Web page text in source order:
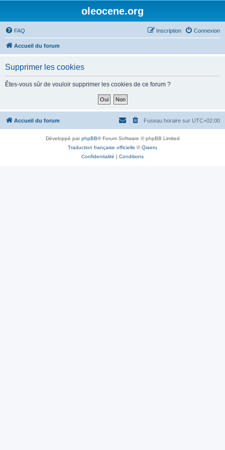
oleocene.org
FAQ Connexion
Inscription
Accueil du forum
Supprimer les cookies
Êtes-vous sûr de vouloir supprimer les cookies de ce forum ?
Accueil du forum Fuseau horaire sur UTC+02:00
Développé parphpBB® Forum Software © phpBB Limited
Traduction française officielle ©Qiaeru
Confidentialité | Conditions